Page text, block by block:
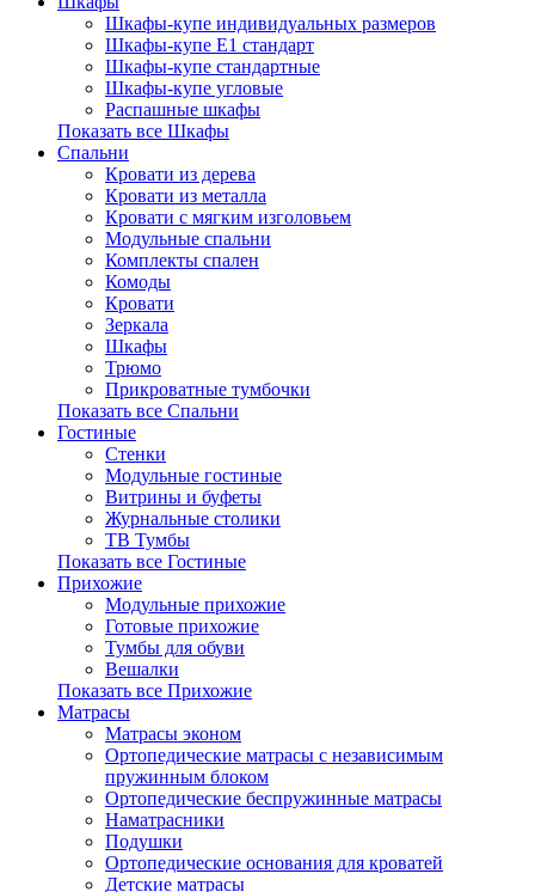
Шкафы-купе индивидуальных размеров
Шкафы-купе Е1 стандарт
Шкафы-купе стандартные
Шкафы-купе угловые
Распашные шкафы
Показать все Шкафы
Спальни
Кровати из дерева
Кровати из металла
Кровати с мягким изголовьем
Модульные спальни
Комплекты спален
Комоды
Кровати
Зеркала
Шкафы
Трюмо
Прикроватные тумбочки
Показать все Спальни
Гостиные
Стенки
Модульные гостиные
Витрины и буфеты
Журнальные столики
ТВ Тумбы
Показать все Гостиные
Прихожие
Модульные прихожие
Готовые прихожие
Тумбы для обуви
Вешалки
Показать все Прихожие
Матрасы
Матрасы эконом
Ортопедические матрасы с независимым
пружинным блоком
Ортопедические беспружинные матрасы
Наматрасники
Подушки
Ортопедические основания для кроватей
Детские матрасы